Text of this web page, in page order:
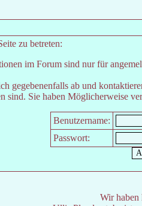
zu betreten:
im Forum sind nur für
gegebenenfalls ab und
Sie haben Möglicherweise
Benutzername:
Passwort:
Wir haben